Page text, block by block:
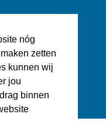
nóg
zetten
kunnen wij
jou
binnen